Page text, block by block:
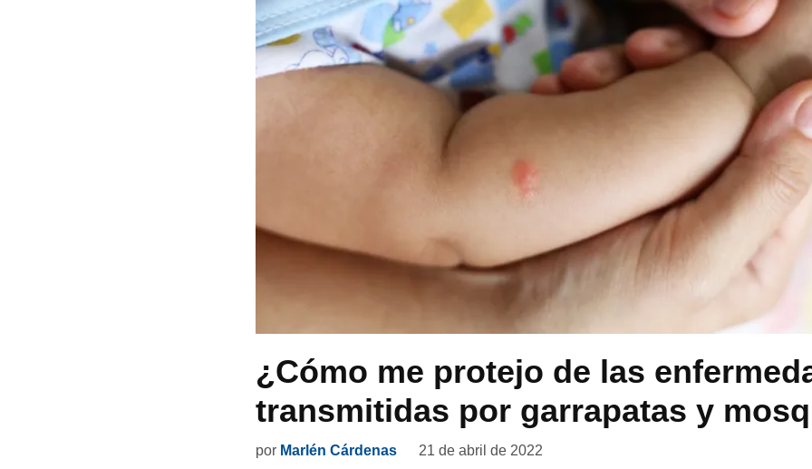
¿Cómo me protejo de las
transmitidas por garrapatas y
por Marlén Cárdenas 21 de abril de 2022